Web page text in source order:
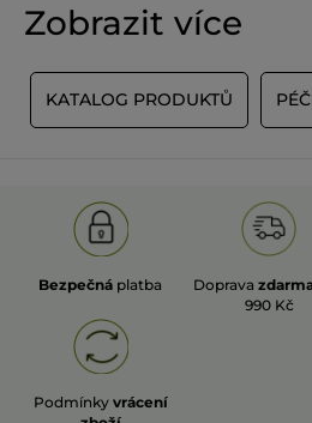
Zobrazit více
KATALOG PRODUKTŮ
Bezpečná platba Doprava
990 Kč
Podmínky vrácení